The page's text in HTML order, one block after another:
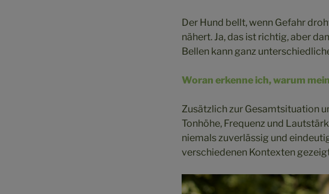
Der Hund bellt, wenn Gefahr
nähert. Ja, das ist richtig, aber
Bellen kann ganz
Woran erkenne ich, warum
Zusätzlich zur Gesamtsituation
Tonhöhe, Frequenz und
niemals zuverlässig und
verschiedenen Kontexten